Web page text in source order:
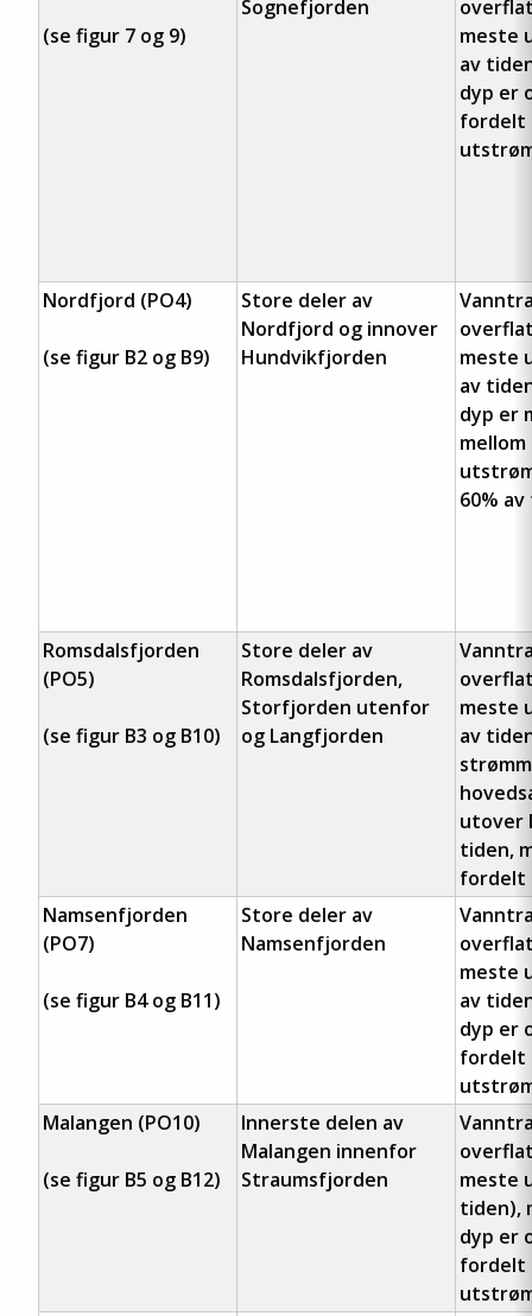
(se figur 7 og 9)
Sognefjorden
meste
av
dyp er
fordelt
Nordfjord (PO4)
(se figur B2 og B9)
Store deler av
Nordfjord og innover
Hundvikfjorden
meste
av
dyp er
60%
Romsdalsfjorden
(PO5)
(se figur B3 og B10)
Store deler av
Romsdalsfjorden,
Storfjorden utenfor
og Langfjorden
meste
av
utover
tiden,
fordelt
Namsenfjorden
(PO7)
(se figur B4 og B11)
Store deler av
Namsenfjorden
meste
av
dyp er
fordelt
Malangen (PO10)
(se figur B5 og B12)
Innerste delen av
Malangen innenfor
Straumsfjorden
meste
tiden),
dyp er
fordelt